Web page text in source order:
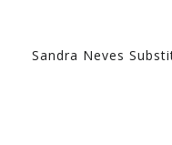
Sandra Neves